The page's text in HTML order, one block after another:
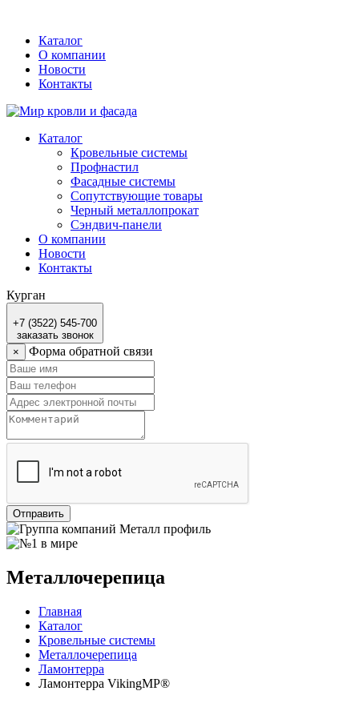
Каталог
О компании
Новости
Контакты
Каталог
Кровельные системы
Профнастил
Фасадные системы
Сопутствующие товары
Черный металлопрокат
Сэндвич-панели
О компании
Новости
Контакты
Курган
+7 (3522) 545-700
заказать звонок
×
Форма обратной связи
Отправить
Металлочерепица
Главная
Каталог
Кровельные системы
Металлочерепица
Ламонтерра
Ламонтерра VikingMP®